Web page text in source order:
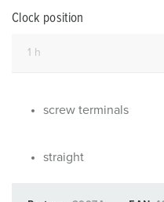
Clock position
screw terminals
straight